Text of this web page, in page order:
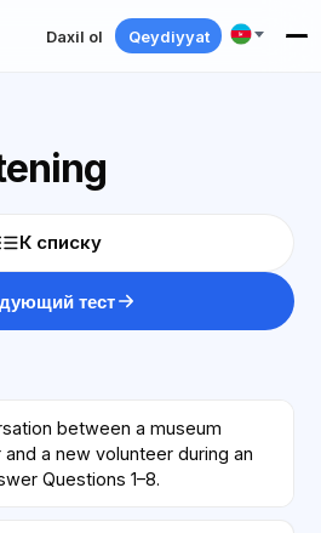
Daxil ol Qeydiyyat
К списку
тест
between a museum
a new volunteer during an
Questions 1–8.